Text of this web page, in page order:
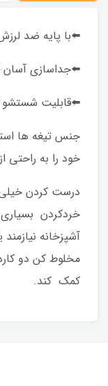
⬅️با پایه ضد
⬅️جداسازی آسان
⬅️قابلیت
جنس تیغه ها
خود را به
درست کردن
خردکردن
آشپزخانه
مخلوط کن دو
کمک کند.